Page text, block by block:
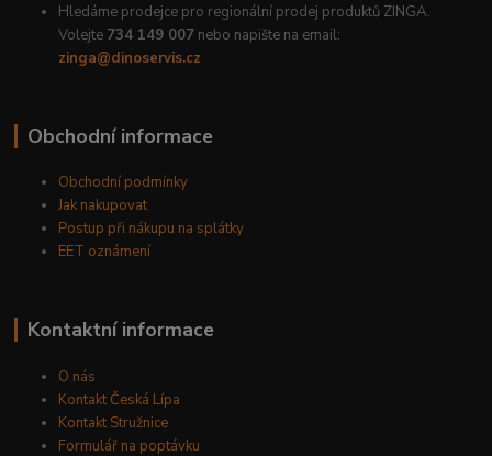
Hledáme prodejce pro regionální prodej produktů ZINGA.
Volejte 734 149 007 nebo napište na email:
zinga@dinoservis.cz
Obchodní informace
Obchodní podmínky
Jak nakupovat
Postup při nákupu na splátky
EET oznámení
Kontaktní informace
O nás
Kontakt Česká Lípa
Kontakt Stružnice
Formulář na poptávku